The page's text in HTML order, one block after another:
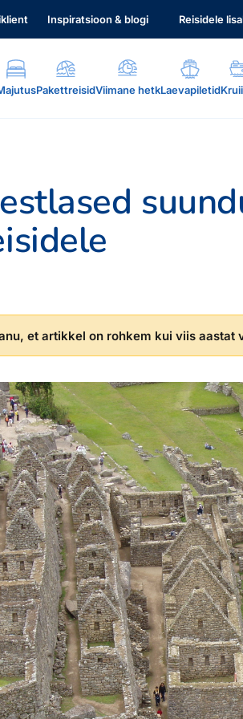
Inspiratsioon & blogi Reisidele
PakettreisidViimane hetkLaevapiletid
et artikkel on rohkem kui viis aastat